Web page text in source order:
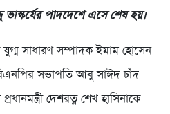
ভাস্কর্যের পাদদেশে এসে শেষ হয়।
যুগ্ম সাধারণ সম্পাদক ইমাম হোসেন
সভাপতি আবু সাঈদ চাঁদ
দেশরত্ন শেখ হাসিনাকে